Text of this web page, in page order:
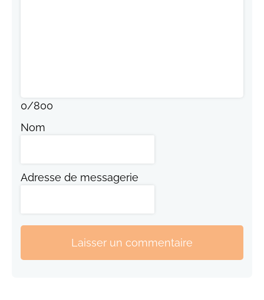
0/800
Nom
Adresse de messagerie
Laisser un commentaire